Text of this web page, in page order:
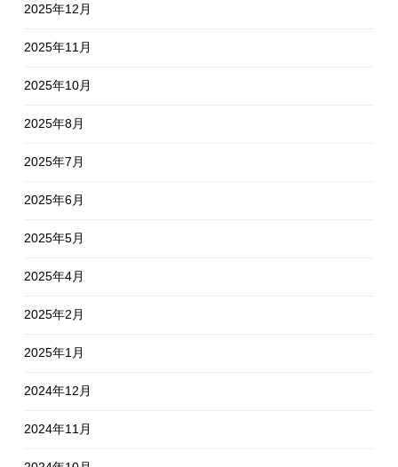
2025年12月
2025年11月
2025年10月
2025年8月
2025年7月
2025年6月
2025年5月
2025年4月
2025年2月
2025年1月
2024年12月
2024年11月